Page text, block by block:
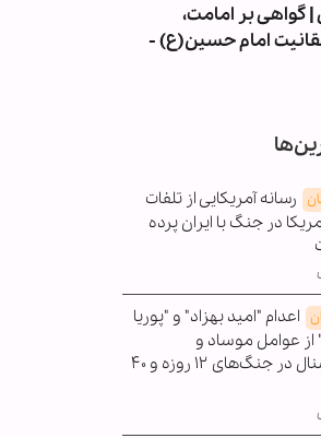
| گواهی بر امامت،
امام حسین(ع) -
رسانه آمریکایی از تلفات
در جنگ با ایران پرده
اعدام "امید بهزاد" و "پوریا
عوامل موساد و
اینترنشنال در جنگ‌های ۱۲ روزه و ۴۰